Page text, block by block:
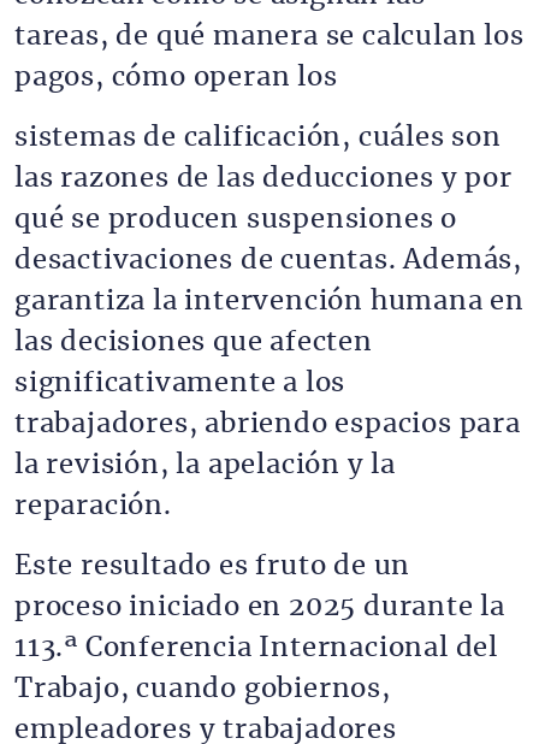
tareas, de qué manera se calculan los
pagos, cómo operan los
sistemas de calificación, cuáles son
las razones de las deducciones y por
qué se producen suspensiones o
desactivaciones de cuentas. Además,
garantiza la intervención humana en
las decisiones que afecten
significativamente a los
trabajadores, abriendo espacios para
la revisión, la apelación y la
reparación.
Este resultado es fruto de un
proceso iniciado en 2025 durante la
113.ª Conferencia Internacional del
Trabajo, cuando gobiernos,
empleadores y trabajadores